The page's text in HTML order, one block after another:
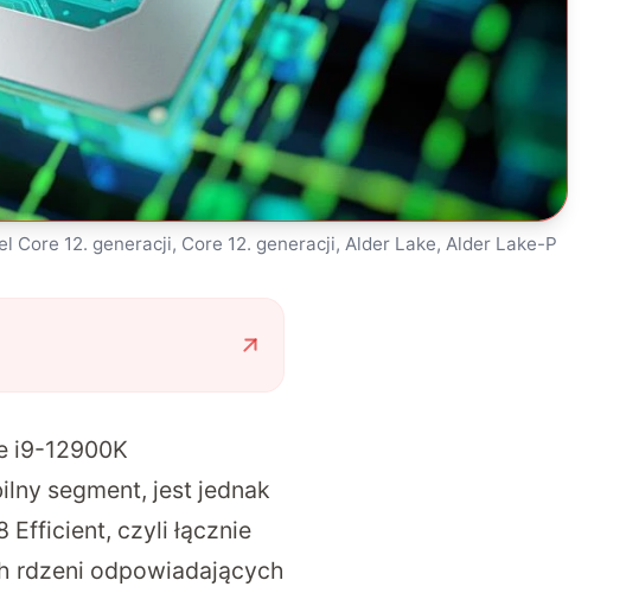
12. generacji, Core 12. generacji, Alder Lake, Alder Lake-P
i9-12900K
segment, jest jednak
Efficient, czyli łącznie
rdzeni odpowiadających